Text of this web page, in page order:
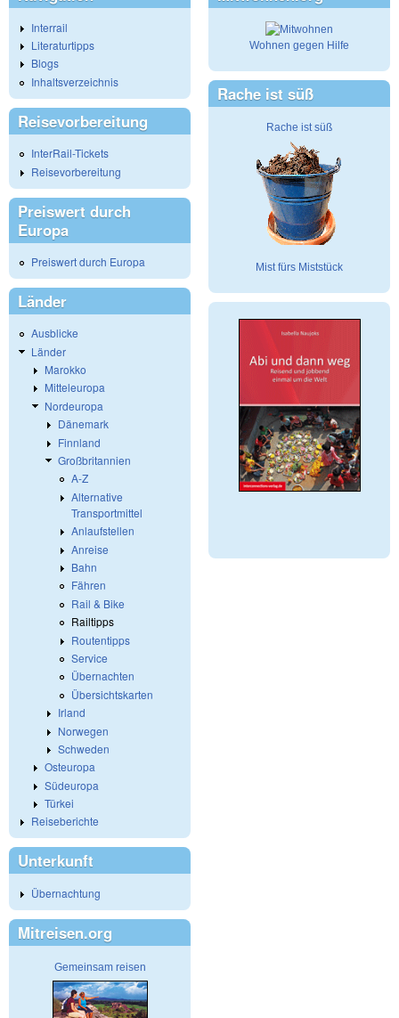
Interrail
Literaturtipps
Blogs
Inhaltsverzeichnis
Reisevorbereitung
InterRail-Tickets
Reisevorbereitung
Preiswert durch
Europa
Preiswert durch Europa
Länder
Ausblicke
Länder
Marokko
Mitteleuropa
Nordeuropa
Dänemark
Finnland
Großbritannien
A-Z
Alternative
Transportmittel
Anlaufstellen
Anreise
Bahn
Fähren
Rail & Bike
Railtipps
Routentipps
Service
Übernachten
Übersichtskarten
Irland
Norwegen
Schweden
Osteuropa
Südeuropa
Türkei
Reiseberichte
Unterkunft
Übernachtung
Mitreisen.org
Gemeinsam reisen
Wohnen gegen Hilfe
Rache ist süß
Rache ist süß
Mist fürs Miststück